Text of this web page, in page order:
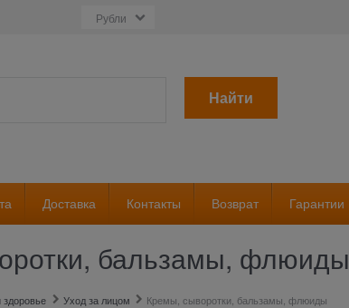
Найти
Доставка Контакты Возврат Гарантии
бальзамы, флюиды
здоровье Уход за лицом Кремы, сыворотки, бальзамы, флюиды